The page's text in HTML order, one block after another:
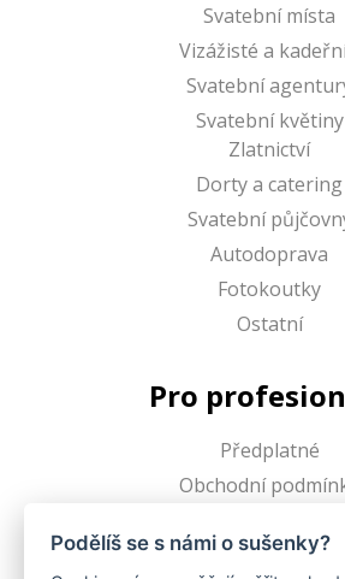
Svatební místa
Vizážisté a
Svatební
Svatební květiny
Zlatnictví
Dorty a catering
Svatební
Autodoprava
Fotokoutky
Ostatní
Pro
Předplatné
Obchodní
Proweddy
Podělíš se s námi o sušenky?